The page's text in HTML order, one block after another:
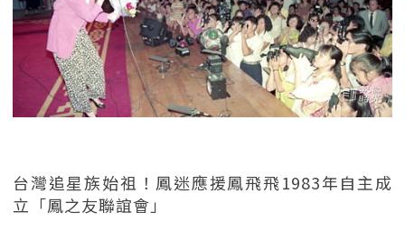
台灣追星族始祖！鳳迷應援鳳飛飛1983年自主成
立「鳳之友聯誼會」